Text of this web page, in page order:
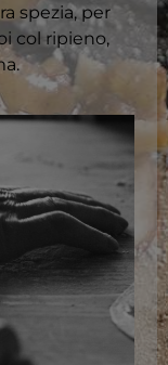
spezia, per
col ripieno,